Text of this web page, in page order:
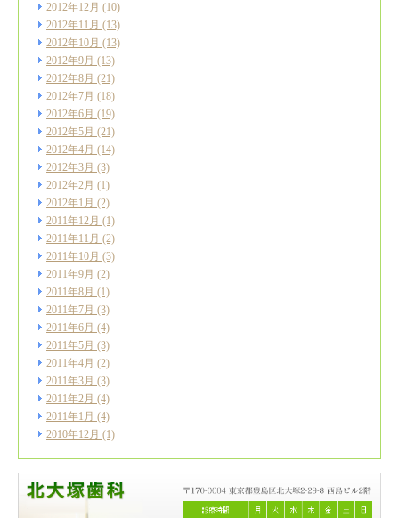
2012年12月 (10)
2012年11月 (13)
2012年10月 (13)
2012年9月 (13)
2012年8月 (21)
2012年7月 (18)
2012年6月 (19)
2012年5月 (21)
2012年4月 (14)
2012年3月 (3)
2012年2月 (1)
2012年1月 (2)
2011年12月 (1)
2011年11月 (2)
2011年10月 (3)
2011年9月 (2)
2011年8月 (1)
2011年7月 (3)
2011年6月 (4)
2011年5月 (3)
2011年4月 (2)
2011年3月 (3)
2011年2月 (4)
2011年1月 (4)
2010年12月 (1)